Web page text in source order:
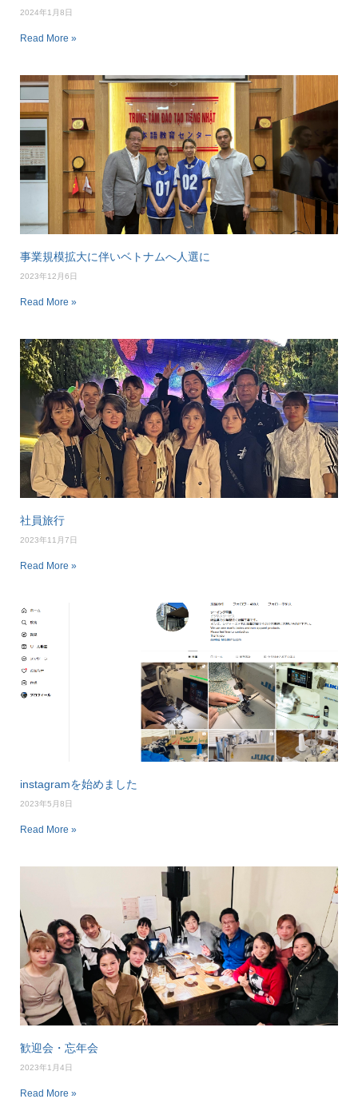
2024年1月8日
Read More »
事業規模拡大に伴いベトナムへ人選に
2023年12月6日
Read More »
社員旅行
2023年11月7日
Read More »
instagramを始めました
2023年5月8日
Read More »
歓迎会・忘年会
2023年1月4日
Read More »